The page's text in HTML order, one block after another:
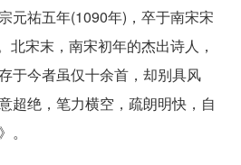
元祐五年(1090年)，卒于南宋宋
北宋末，南宋初年的杰出诗人，
于今者虽仅十余首，却别具风
超绝，笔力横空，疏朗明快，自